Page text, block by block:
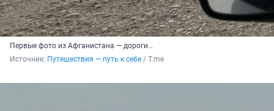
Первые фото из Афганистана — дороги…
Источник: Путешествия — путь к себе / Т.me